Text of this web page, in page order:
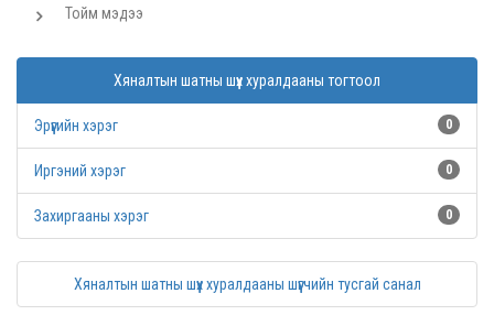
Тойм мэдээ
Хяналтын шатны шүүх хуралдааны тогтоол
Эрүүгийн хэрэг 0
Иргэний хэрэг 0
Захиргааны хэрэг 0
Хяналтын шатны шүүх хуралдааны шүүгчийн тусгай санал